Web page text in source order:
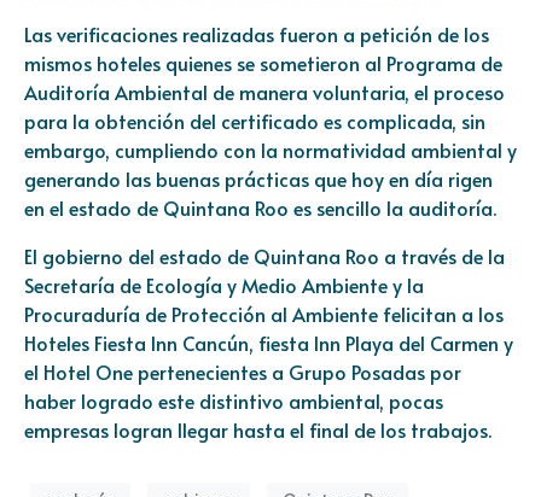
Las verificaciones realizadas fueron a petición de los
mismos hoteles quienes se sometieron al Programa de
Auditoría Ambiental de manera voluntaria, el proceso
para la obtención del certificado es complicada, sin
embargo, cumpliendo con la normatividad ambiental y
generando las buenas prácticas que hoy en día rigen
en el estado de Quintana Roo es sencillo la auditoría.
El gobierno del estado de Quintana Roo a través de la
Secretaría de Ecología y Medio Ambiente y la
Procuraduría de Protección al Ambiente felicitan a los
Hoteles Fiesta Inn Cancún, fiesta Inn Playa del Carmen y
el Hotel One pertenecientes a Grupo Posadas por
haber logrado este distintivo ambiental, pocas
empresas logran llegar hasta el final de los trabajos.